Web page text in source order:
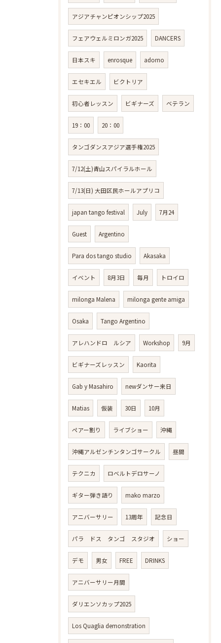
アジアチャンピオンシップ2025
フェアウェルミロンガ2025 DANCERS
日本スキ enrosque adorno
エセキエル ビクトリア
初心者レッスン ビギナーズ ベテラン
19：00 20：00
タンゴダンスアジア選手権2025
7/12(土)青山スパイラルホール
7/13(日) 大田区民ホールアプリコ
japan tango festival July 7月24
Guest Argentino
Para dos tango studio Akasaka
イベント 8月3日 毎月 トロイロ
milonga Malena milonga gente amiga
Osaka Tango Argentino
アレハンドロ ルシア Workshop 9月
ビギナーズレッスン Kaorita
Gab y Masahiro newダンサー来日
Matias 仮装 30日 10月
ペアー割り ライブショー 沖縄
沖縄アルゼンチンタンゴサークル 昼間
テクニカ ロベルトデロサーノ
ギター弾き語り mako marzo
アニバーサリー 13周年 記念日
パラ ドス タンゴ スタジオ ショー
デモ 男女 FREE DRINKS
アニバーサリー月間
ダリエンソカップ2025
Los Quaglia demonstration